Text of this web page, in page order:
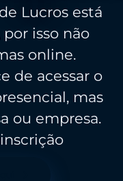
Lucros está
isso não
online.
de acessar o
mas
ou empresa.